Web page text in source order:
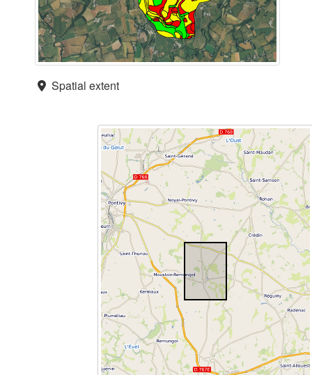
Spatial extent